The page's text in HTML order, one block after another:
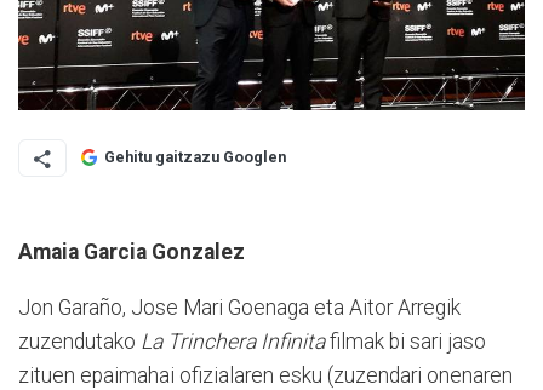
Gehitu gaitzazu Googlen
Amaia Garcia Gonzalez
Jon Garaño, Jose Mari Goe­na­ga eta Aitor Arregik
zuzen­dutako La Trinchera Infinitafil­mak bi sari jaso
zituen epai­mahai ofizialaren esku (zuzen­dari onenaren